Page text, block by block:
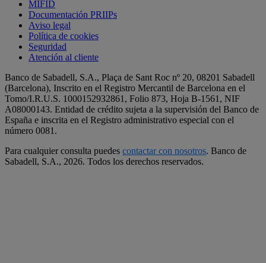
MIFID
Documentación PRIIPs
Aviso legal
Política de cookies
Seguridad
Atención al cliente
Banco de Sabadell, S.A., Plaça de Sant Roc nº 20, 08201 Sabadell
(Barcelona), Inscrito en el Registro Mercantil de Barcelona en el
Tomo/I.R.U.S. 1000152932861, Folio 873, Hoja B-1561, NIF
A08000143. Entidad de crédito sujeta a la supervisión del Banco de
España e inscrita en el Registro administrativo especial con el
número 0081.
Para cualquier consulta puedes contactar con nosotros. Banco de
Sabadell, S.A., 2026. Todos los derechos reservados.